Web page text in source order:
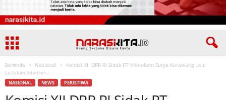
Beranda Nasional
Komisi XII DPR RI Sidak PT Monokem Surya Karawang Usai
Ledakan Smelter...
NASIONAL NEWS PERISTIWA